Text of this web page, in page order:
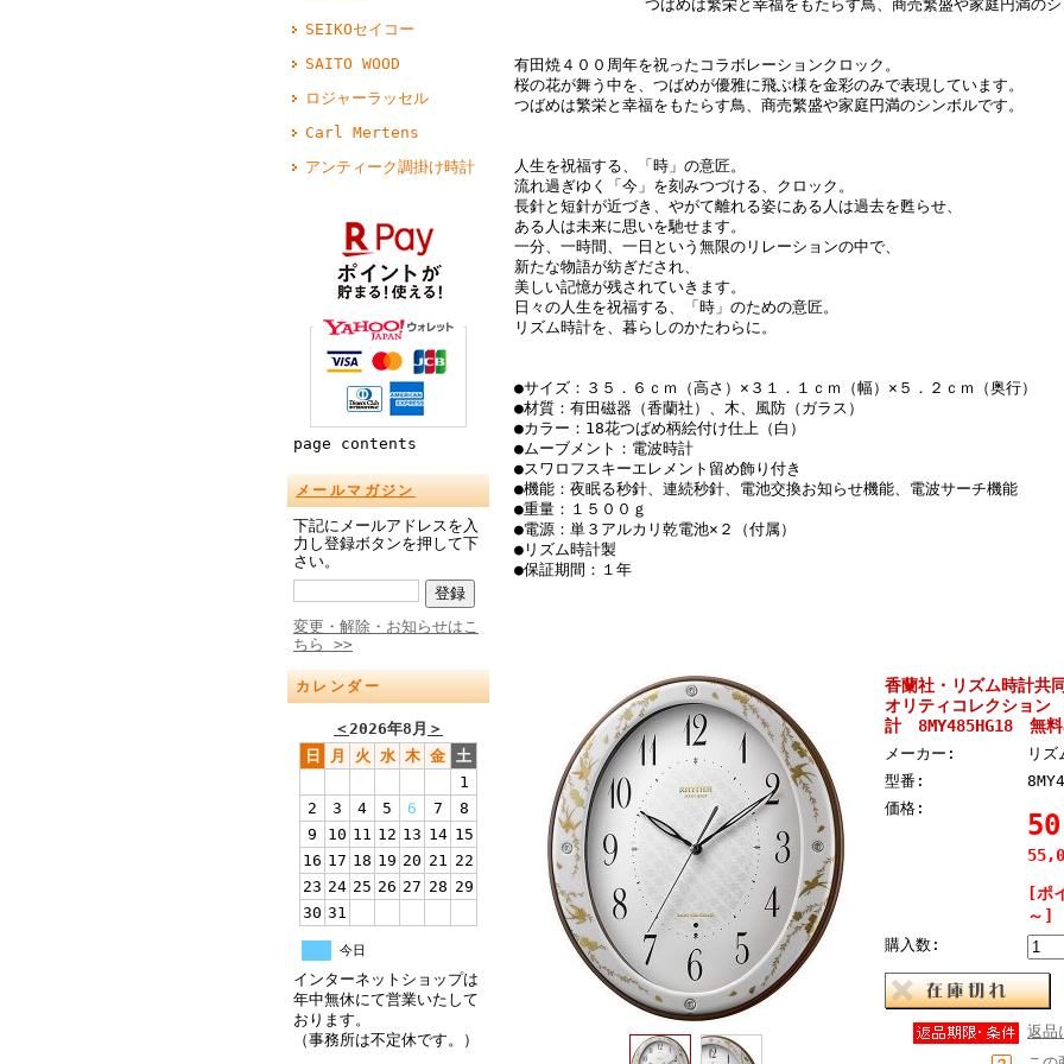
SEIKOセイコー
SAITO WOOD
ロジャーラッセル
Carl Mertens
アンティーク調掛け時計
page contents
メールマガジン
下記にメールアドレスを入
力し登録ボタンを押して下
さい。
変更・解除・お知らせはこ
ちら >>
カレンダー
＜2026年8月 ＞
日
月 火 水 木 金 土
1
2
3 4 5 6 7
8
9
10 11 12 13 14 15
16 17 18 19 20 21 22
23 24 25 26 27 28 29
30 31
今日
インターネットショップは
年中無休にて営業いたして
おります。
（事務所は不定休です。）
つばめは繁栄と幸福をもたらす鳥、商売繁盛や家庭円満のシ
有田焼４００周年を祝ったコラボレーションクロック。
桜の花が舞う中を、つばめが優雅に飛ぶ様を金彩のみで表現しています。
つばめは繁栄と幸福をもたらす鳥、商売繁盛や家庭円満のシンボルです。
人生を祝福する、「時」の意匠。
流れ過ぎゆく「今」を刻みつづける、クロック。
長針と短針が近づき、やがて離れる姿にある人は過去を甦らせ、
ある人は未来に思いを馳せます。
一分、一時間、一日という無限のリレーションの中で、
新たな物語が紡ぎだされ、
美しい記憶が残されていきます。
日々の人生を祝福する、「時」のための意匠。
リズム時計を、暮らしのかたわらに。
●サイズ：３５．６ｃｍ（高さ）×３１．１ｃｍ（幅）×５．２ｃｍ（奥行）
●材質：有田磁器（香蘭社）、木、風防（ガラス）
●カラー：18花つばめ柄絵付け仕上（白）
●ムーブメント：電波時計
●スワロフスキーエレメント留め飾り付き
●機能：夜眠る秒針、連続秒針、電池交換お知らせ機能、電波サーチ機能
●重量：１５００ｇ
●電源：単３アルカリ乾電池×２（付属）
●リズム時計製
●保証期間：１年
香蘭社・リズム時計
オリティコレクショ
計 8MY485HG18 無料
メーカー:
リズ
型番:
価格:
[ポ
～]
購入数:
返品